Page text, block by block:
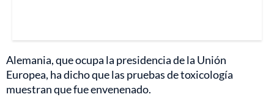
Alemania, que ocupa la presidencia de la Unión
Europea, ha dicho que las pruebas de toxicología
muestran que fue envenenado.